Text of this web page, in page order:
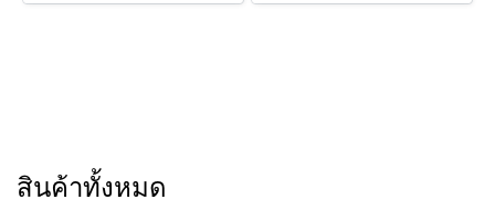
สินค้าทั้งหมด